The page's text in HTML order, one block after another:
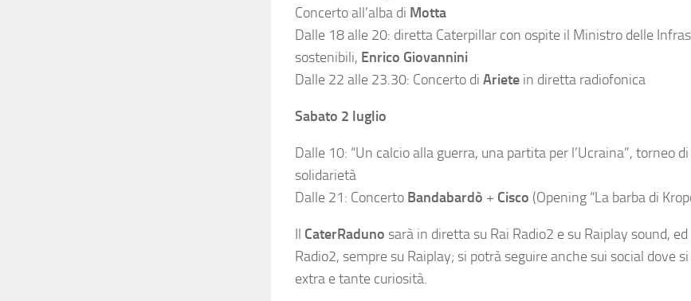
Concerto all’alba di Motta
Dalle 18 alle 20: diretta Caterpillar con ospite il Ministro delle
sostenibili, Enrico Giovannini
Dalle 22 alle 23.30: Concerto di Ariete in diretta radiofonica
Sabato 2 luglio
Dalle 10: “Un calcio alla guerra, una partita per l’Ucraina”, torneo
solidarietà
Dalle 21: Concerto Bandabardò + Cisco (Opening “La barba di
Il CaterRaduno sarà in diretta su Rai Radio2 e su Raiplay sound,
Radio2, sempre su Raiplay; si potrà seguire anche sui social dove
extra e tante curiosità.